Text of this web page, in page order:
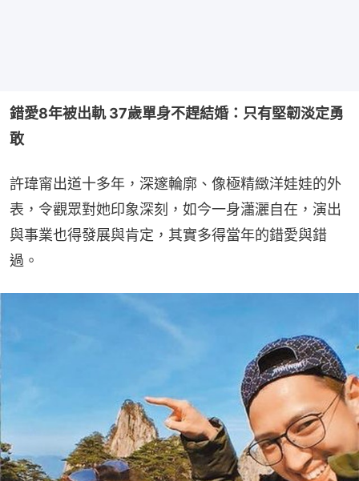
錯愛8年被出軌 37歲單身不趕結婚：只有堅韌淡定勇
敢
許瑋甯出道十多年，深邃輪廓、像極精緻洋娃娃的外
表，令觀眾對她印象深刻，如今一身瀟灑自在，演出
與事業也得發展與肯定，其實多得當年的錯愛與錯
過。